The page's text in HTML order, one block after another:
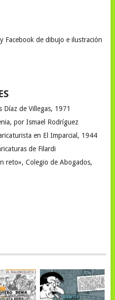
Facebook de dibujo e ilustración
Díaz de Villegas, 1971
por Ismael Rodríguez
en El Imparcial, 1944
de Filardi
reto», Colegio de Abogados,